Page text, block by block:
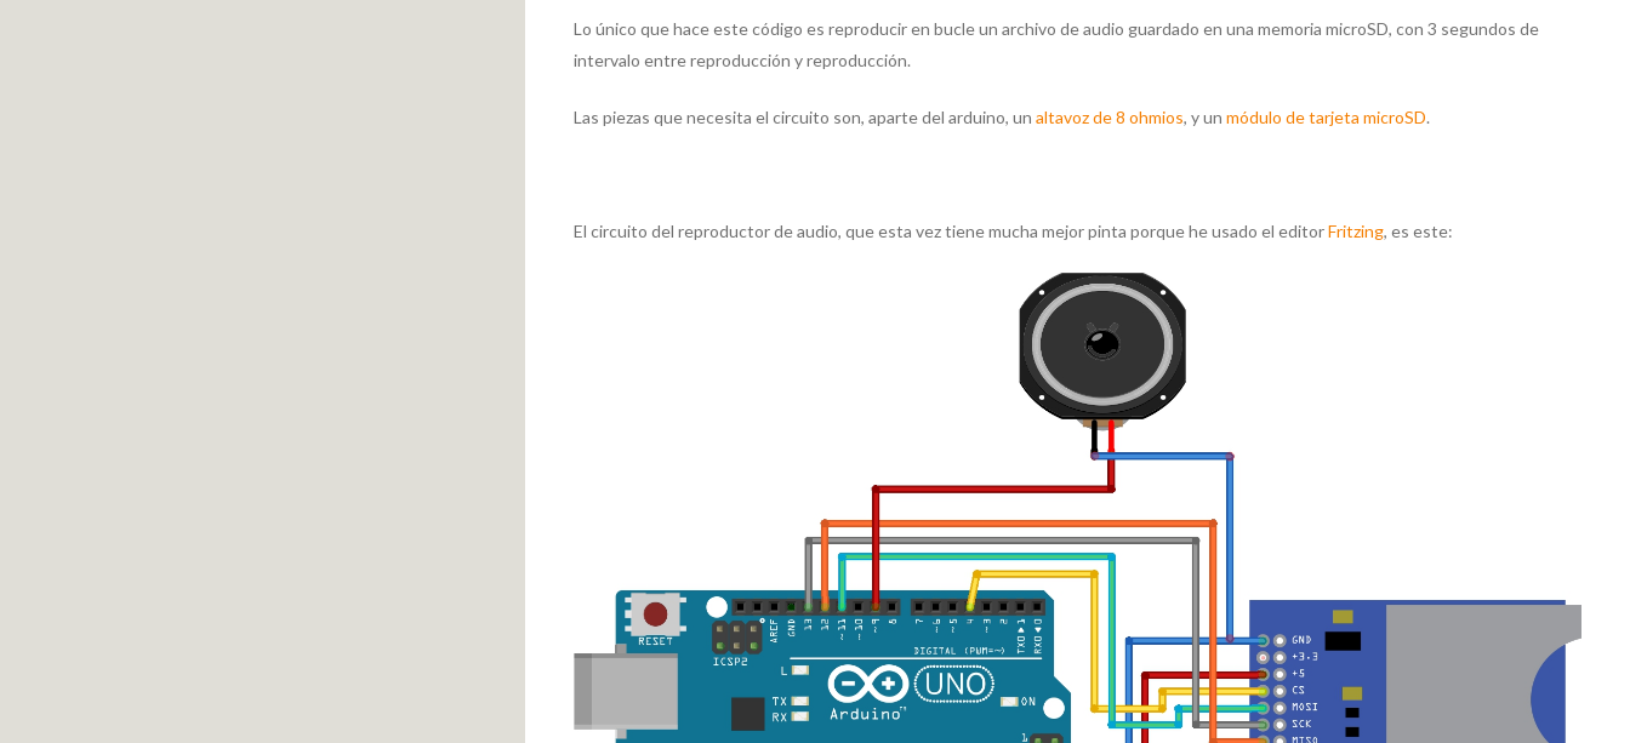
Lo único que hace este código es reproducir en bucle un archivo de audio guardado en una memoria microSD, con 3 segundos de
intervalo entre reproducción y reproducción.
Las piezas que necesita el circuito son, aparte del arduino, unaltavoz de 8 ohmios, y unmódulo de tarjeta microSD.
El circuito del reproductor de audio, que esta vez tiene mucha mejor pinta porque he usado el editorFritzing, es este: